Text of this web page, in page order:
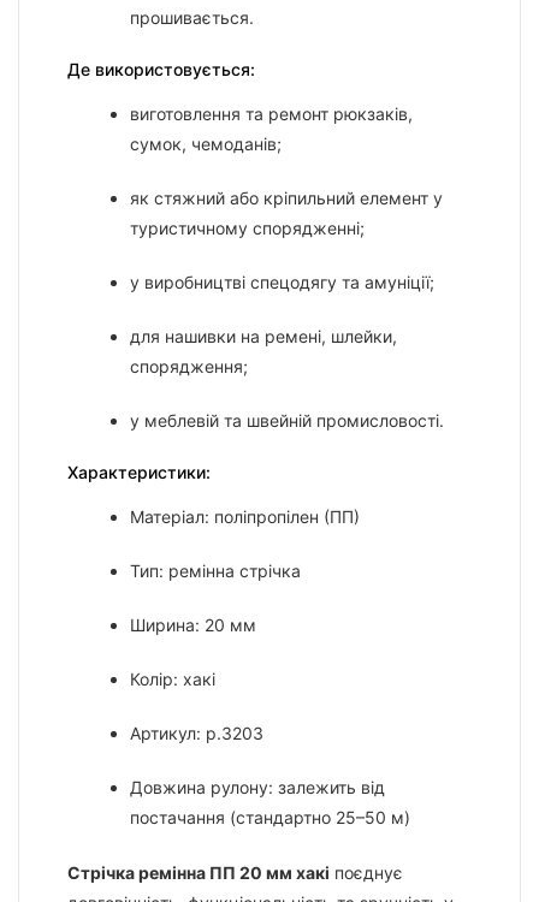
прошивається.
Де використовується:
виготовлення та ремонт рюкзаків,
сумок, чемоданів;
як стяжний або кріпильний елемент у
туристичному спорядженні;
у виробництві спецодягу та амуніції;
для нашивки на ремені, шлейки,
спорядження;
у меблевій та швейній промисловості.
Характеристики:
Матеріал: поліпропілен (ПП)
Тип: ремінна стрічка
Ширина: 20 мм
Колір: хакі
Артикул: р.3203
Довжина рулону: залежить від
постачання (стандартно 25–50 м)
Стрічка ремінна ПП 20 мм хакі поєднує